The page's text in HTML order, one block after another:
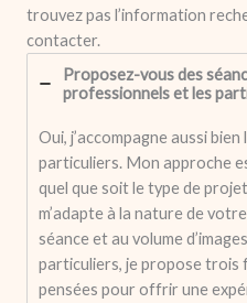
trouvez pas l’information
contacter.
Proposez-vous des
professionnels et les
Oui, j’accompagne aussi
particuliers. Mon approche
quel que soit le type de
m’adapte à la nature de
séance et au volume
particuliers, je propose trois
pensées pour offrir une